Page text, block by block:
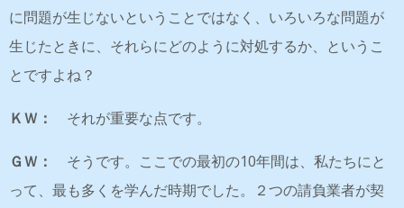
に問題が生じないということではなく、いろいろな問題が
生じたときに、それらにどのように対処するか、というこ
とですよね？
ＫＷ： それが重要な点です。
ＧＷ：
そうです。ここでの最初の10年間は、私たちにと
って、最も多くを学んだ時期でした。２つの請負業者が契